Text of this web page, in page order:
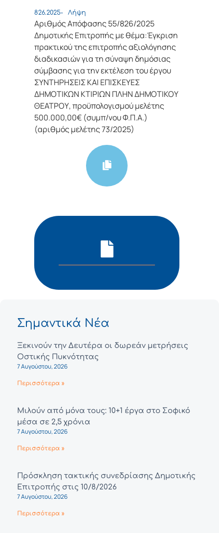
826.2025- Λήψη
Αριθμός Απόφασης 55/826/2025
Δημοτικής Επιτροπής με θέμα:Έγκριση
πρακτικού της επιτροπής αξιολόγησης
διαδικασιών για τη σύναψη δημόσιας
σύμβασης για την εκτέλεση του έργου
ΣΥΝΤΗΡΗΣΕΙΣ ΚΑΙ ΕΠΙΣΚΕΥΕΣ
ΔΗΜΟΤΙΚΩΝ ΚΤΙΡΙΩΝ ΠΛΗΝ ΔΗΜΟΤΙΚΟΥ
ΘΕΑΤΡΟΥ, προϋπολογισμού μελέτης
500.000,00€ (συμπ/νου Φ.Π.Α.)
(αριθμός μελέτης 73/2025)
Σημαντικά Νέα
Ξεκινούν την Δευτέρα οι δωρεάν μετρήσεις
Οστικής Πυκνότητας
7 Αυγούστου, 2026
Περισσότερα »
Μιλούν από μόνα τους: 10+1 έργα στο Σοφικό
μέσα σε 2,5 χρόνια
7 Αυγούστου, 2026
Περισσότερα »
Πρόσκληση τακτικής συνεδρίασης Δημοτικής
Επιτροπής στις 10/8/2026
7 Αυγούστου, 2026
Περισσότερα »